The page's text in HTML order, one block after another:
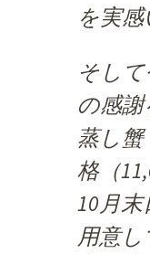
を実感
そし
の感謝
蒸し
格（
10月
用意し